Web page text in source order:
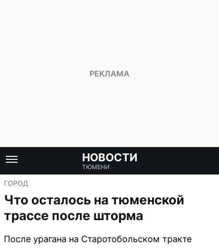
НОВОСТИ
ТЮМЕНИ
ГОРОД
Что осталось на тюменской
трассе после шторма
После урагана на Старотобольском тракте